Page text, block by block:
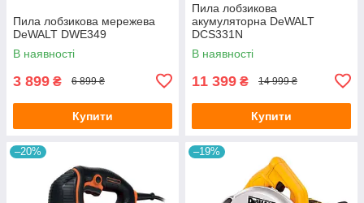
Пила лобзикова мережева
DeWALT DWE349
В наявності
3 899 ₴ 6 899 ₴
Купити
Пила лобзикова
акумуляторна DeWALT
DCS331N
В наявності
11 399 ₴ 14 999 ₴
Купити
–20% –19%